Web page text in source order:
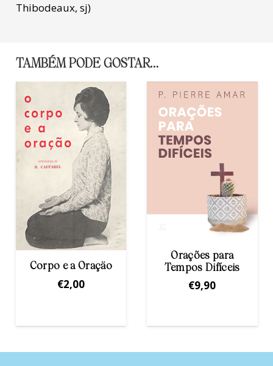
Thibodeaux, sj)
TAMBÉM PODE GOSTAR…
Tempos Difíceis
€9,90
Oração e Vida
€10,00